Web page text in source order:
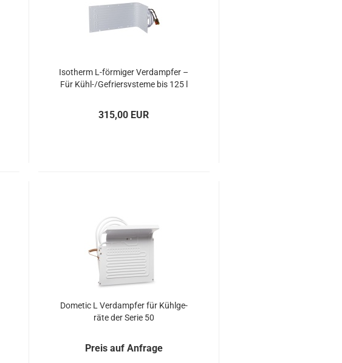
Iso­therm L-​för­mi­ger Ver­damp­fer –
Für Kühl-/Ge­frier­sys­te­me bis 125 l
315,00 EUR
Do­me­tic L Ver­damp­fer für Kühl­ge­
rä­te der Serie 50
Preis auf Anfrage